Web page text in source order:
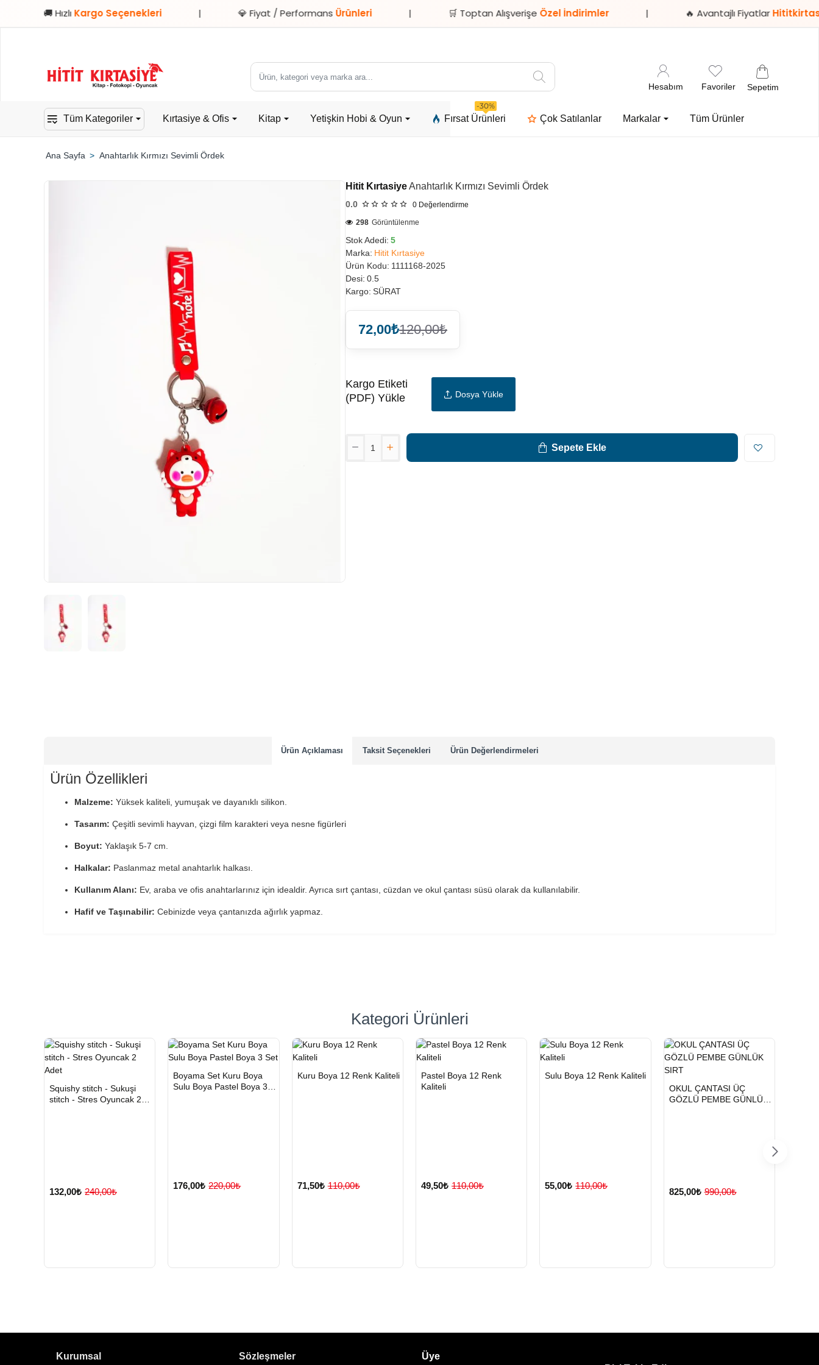
Kargo Seçenekleri | 💎 Fiyat / PerformansÜrünleri | 🛒 Toptan AlışverişeÖzel İndirimler | 🔥 Avantajlı Fiyatlar
Ürün,
marka
Hesabım Favoriler Sepetim
Tüm Kategoriler Kırtasiye & Ofis Kitap Yetişkin Hobi & Oyun Fırsat Ürünleri
-30%
Çok Satılanlar Markalar Tüm Ürünler
Anahtarlık Kırmızı Sevimli Ördek
Hitit KırtasiyeAnahtarlık Kırmızı Sevimli Ördek
0.0 0 Değerlendirme
Stok Adedi: 5
Marka: Hitit Kırtasiye
Ürün Kodu: 1111168-2025
Desi: 0.5
Kargo: SÜRAT
298 Görüntülenme
72,00₺120,00₺
Kargo Etiketi
(PDF) Yükle
Dosya Yükle
Sepete Ekle
Ürün Açıklaması Taksit Seçenekleri Ürün Değerlendirmeleri
Ürün Özellikleri
Malzeme: Yüksek kaliteli, yumuşak ve dayanıklı silikon.
Tasarım: Çeşitli sevimli hayvan, çizgi film karakteri veya nesne figürleri
Boyut: Yaklaşık 5-7 cm.
Halkalar: Paslanmaz metal anahtarlık halkası.
Kullanım Alanı: Ev, araba ve ofis anahtarlarınız için idealdir. Ayrıca sırt çantası, cüzdan ve okul çantası süsü olarak da kullanılabilir.
Hafif ve Taşınabilir: Cebinizde veya çantanızda ağırlık yapmaz.
Kategori Ürünleri
TESLİMAT
Squishy stitch - Sukuşi
stitch - Stres Oyuncak 2
132,00₺ 240,00₺
TESLİMAT
Boyama Set Kuru Boya
Sulu Boya Pastel Boya 3
176,00₺ 220,00₺
TESLİMAT
Kuru Boya 12 Renk Kaliteli
71,50₺ 110,00₺
TESLİMAT
Pastel Boya 12 Renk
Kaliteli
49,50₺ 110,00₺
TESLİMAT
Sulu Boya 12 Renk Kaliteli
55,00₺ 110,00₺
TESLİMAT
OKUL ÇANTASI ÜÇ
GÖZLÜ PEMBE GÜNLÜK
825,00₺ 990,00₺
Kurumsal Sözleşmeler
Üye